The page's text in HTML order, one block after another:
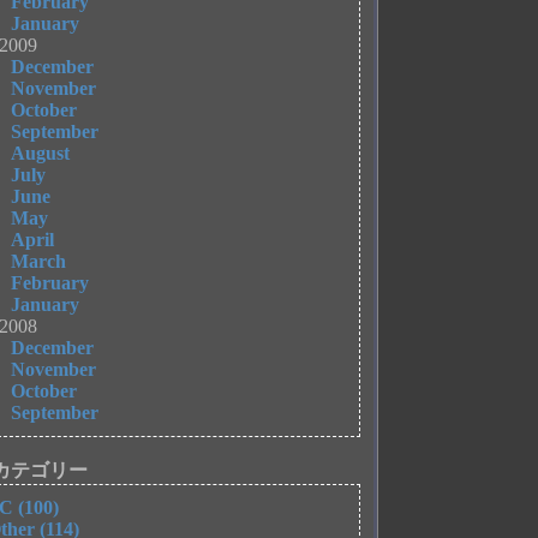
January
2009
December
November
October
September
August
July
June
May
April
March
February
January
2008
December
November
October
September
テゴリー
(100)
(114)